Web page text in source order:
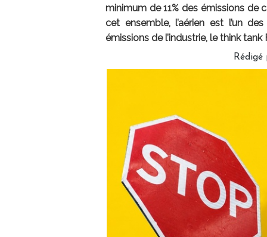
minimum de 11% des émissions de
cet ensemble, l’aérien est l’un
émissions de l’industrie, le think